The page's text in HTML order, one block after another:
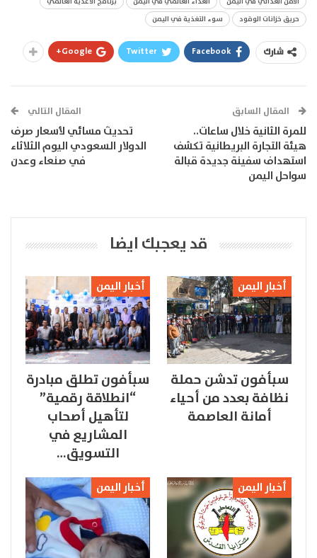
حريق خزانات الوقود
سوء التغذية في اليمن
شارك Facebook
Twitter
Google+
المقال السابق
للمرة الثانية خلال ساعات..
هيئة التجارة البريطانية تكشف
استهداف سفينة جديدة قبالة
سواحل اليمن
المقال التالي
تحديث مسائي لأسعار صرف
الدولار السعودي اليوم الثلاثاء
في صنعاء وعدن
قد يعجبك ايضا
أخبار اليمن
سبأفون تدشن حملة
نظافة بعدد من أحياء
أمانة العاصمة
أخبار اليمن
سبأفون تطلق مبادرة
“انطلاقة رقمية”
لتأهيل أصحاب
المشاريع في
التسويق…
أخبار اليمن أخبار اليمن